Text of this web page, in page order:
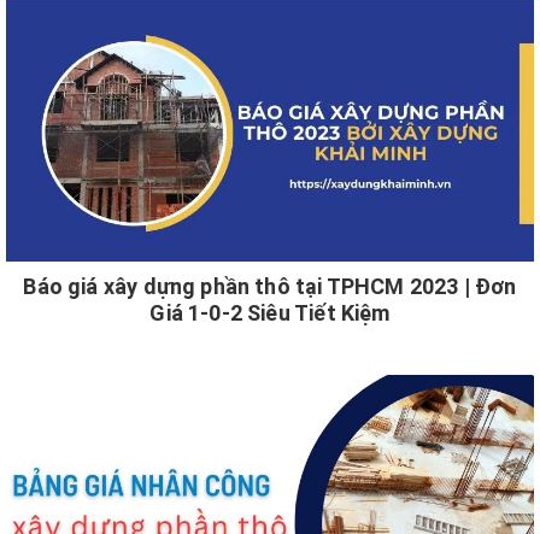
Báo giá xây dựng phần thô tại TPHCM 2023 | Đơn
Giá 1-0-2 Siêu Tiết Kiệm